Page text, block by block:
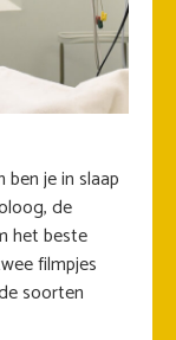
je in slaap
de
het beste
filmpjes
soorten